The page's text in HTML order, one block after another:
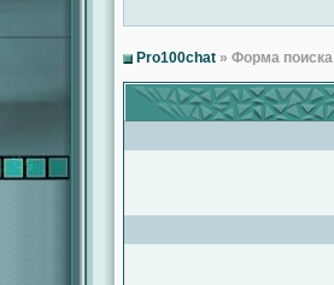
Pro100chat » Форма поиска